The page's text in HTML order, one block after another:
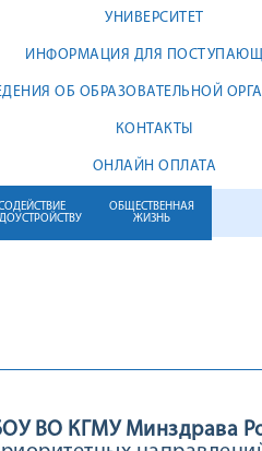
УНИВЕРСИТЕТ
ИНФОРМАЦИЯ ДЛЯ
ОБ ОБРАЗОВАТЕЛЬНОЙ
КОНТАКТЫ
ОНЛАЙН ОПЛАТА
ОБЩЕСТВЕННАЯ
ЖИЗНЬ
ВО КГМУ Минздрава